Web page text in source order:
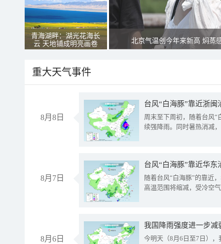
青海湖畔：湖光花海长
云 天地铺成明亮画卷
北京气温创今年来新高 焖蒸
重大天气事件
8月8日
台风“白海豚”靠近浙
周末至下周初，随着台风“
续强降雨。同时暑热消减
8月7日
台风“白海豚”靠近华
随着台风“白海豚”的靠近
高温范围将缩减，受冷空
8月6日
今明天（8月6日至7日）